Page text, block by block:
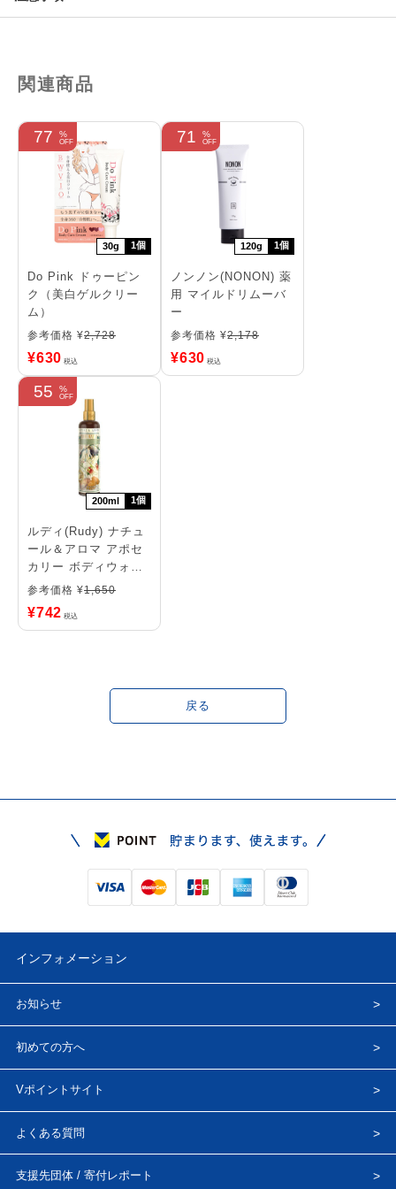
関連商品
30g 1個
77
Do Pink ドゥーピン
ク（美白ゲルクリー
ム）
参考価格 ¥2,728
¥630 税込
120g 1個
71
ノンノン(NONON) 薬
用 マイルドリムーバ
ー
参考価格 ¥2,178
¥630 税込
200ml 1個
55
ルディ(Rudy) ナチュ
ール＆アロマ アポセ
カリー ボディウォー
ター バニラ＆アーモ
参考価格 ¥1,650
¥742 税込
戻る
インフォメーション
お知らせ
初めての方へ
Vポイントサイト
よくある質問
支援先団体 / 寄付レポート